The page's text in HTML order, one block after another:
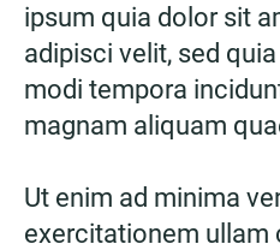
ipsum quia dolor sit
adipisci velit, sed
modi tempora
magnam aliquam
Ut enim ad minima
exercitationem ullam